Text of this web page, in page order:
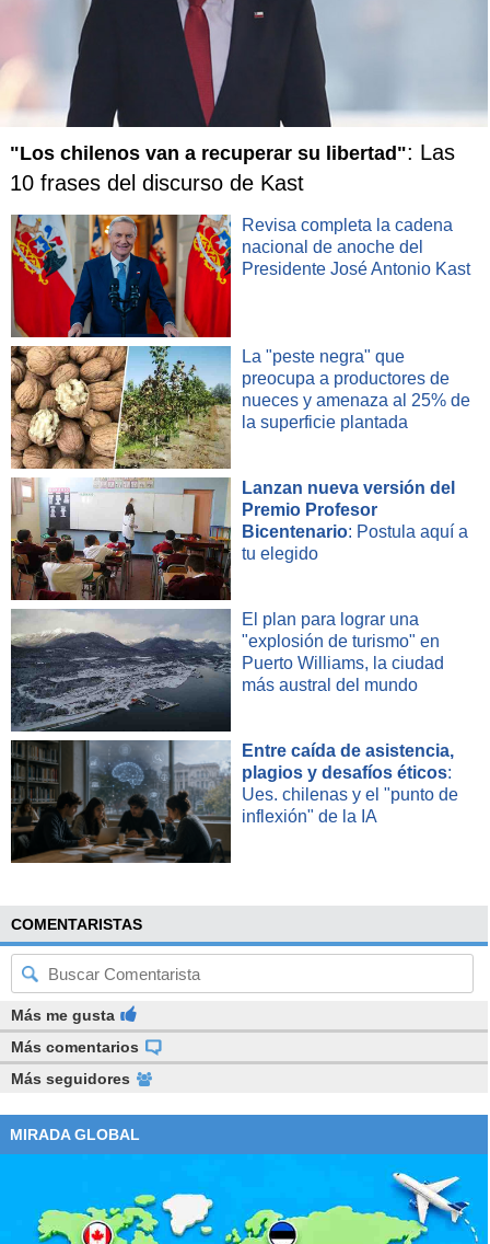
"Los chilenos van a recuperar su libertad": Las
10 frases del discurso de Kast
Revisa completa la cadena
nacional de anoche del
Presidente José Antonio Kast
La "peste negra" que
preocupa a productores de
nueces y amenaza al 25% de
la superficie plantada
Lanzan nueva versión del
Premio Profesor
Bicentenario: Postula aquí a
tu elegido
El plan para lograr una
"explosión de turismo" en
Puerto Williams, la ciudad
más austral del mundo
Entre caída de asistencia,
plagios y desafíos éticos:
Ues. chilenas y el "punto de
inflexión" de la IA
COMENTARISTAS
Más me gusta
Más comentarios
Más seguidores
MIRADA GLOBAL